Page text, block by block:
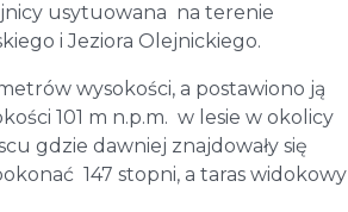
usytuowana na terenie
i Jeziora Olejnickiego.
wysokości, a postawiono ją
101 m n.p.m. w lesie w okolicy
gdzie dawniej znajdowały się
147 stopni, a taras widokowy